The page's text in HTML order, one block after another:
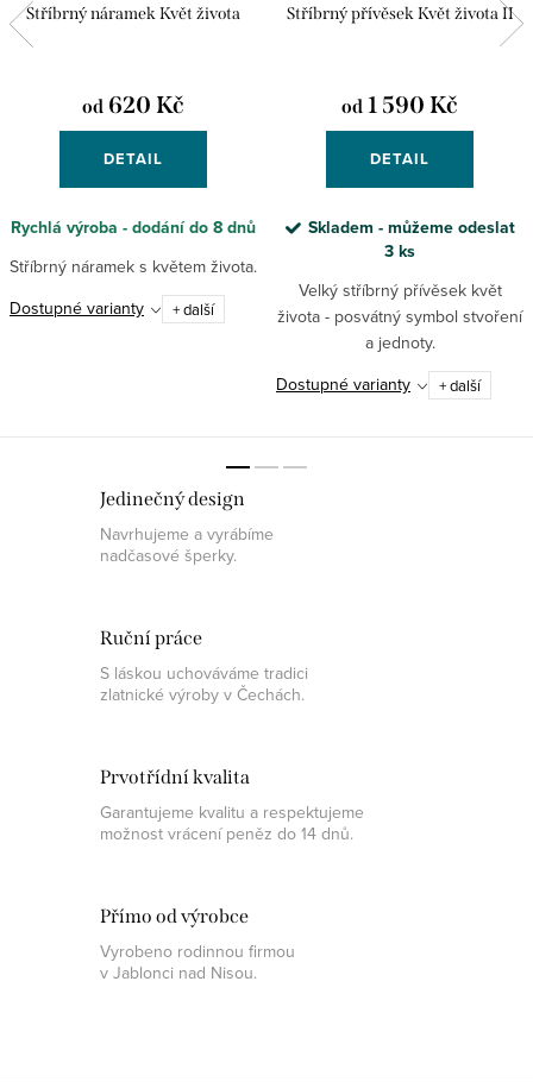
Stříbrný náramek Květ života
od 620 Kč
DETAIL
Rychlá výroba - dodání do 8 dnů
Stříbrný náramek s květem života.
Dostupné varianty
+ další
Stříbrný přívěsek Květ života II
od 1 590 Kč
DETAIL
Skladem - můžeme odeslat
3 ks
Velký stříbrný přívěsek květ
života - posvátný symbol stvoření
a jednoty.
Dostupné varianty
+ další
Jedinečný design
Navrhujeme a vyrábíme
nadčasové šperky.
Ruční práce
S láskou uchováváme tradici
zlatnické výroby v Čechách.
Prvotřídní kvalita
Garantujeme kvalitu a respektujeme
možnost vrácení peněz do 14 dnů.
Přímo od výrobce
Vyrobeno rodinnou firmou
v Jablonci nad Nisou.